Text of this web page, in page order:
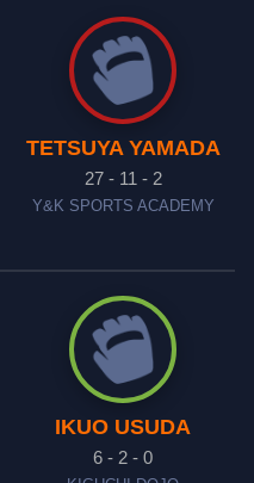
TETSUYA YAMADA
27 - 11 - 2
Y&K SPORTS ACADEMY
IKUO USUDA
6 - 2 - 0